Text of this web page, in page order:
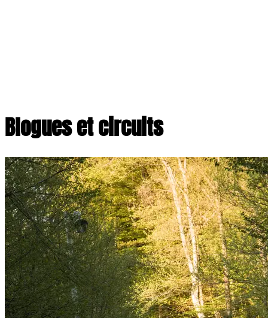
Blogues et circuits